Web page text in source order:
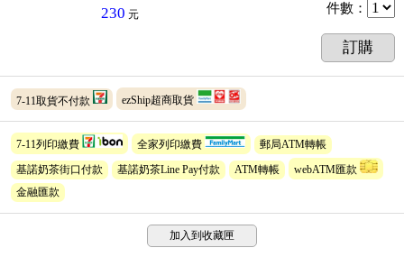
230 元 件數 ：
訂購
7-11取貨不付款 ezShip超商取貨
7-11列印繳費 全家列印繳費 郵局ATM轉帳
基諾奶茶街口付款 基諾奶茶Line Pay付款 ATM轉帳
webATM匯款
金融匯款
加入到收藏匣